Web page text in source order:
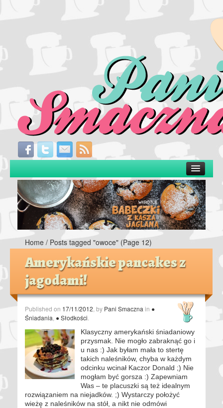
Home / Posts tagged "owoce" (Page 12)
Amerykańskie pancakes z
jagodami!
Published on 17/11/2012 , by Pani Smaczna in ●
Śniadania ● Słodkości
Klasyczny amerykański śniadaniowy
przysmak. Nie mogło zabraknąć go i
u nas :) Jak byłam mała to stertę
takich naleśników, chyba w każdym
odcinku wcinał Kaczor Donald ;) Nie
mogłam być gorsza :) Zapewniam
Was – te placuszki są też idealnym
rozwiązaniem na niejadków. ;) Wystarczy położyć
wieżę z naleśników na stół, a nikt nie odmówi